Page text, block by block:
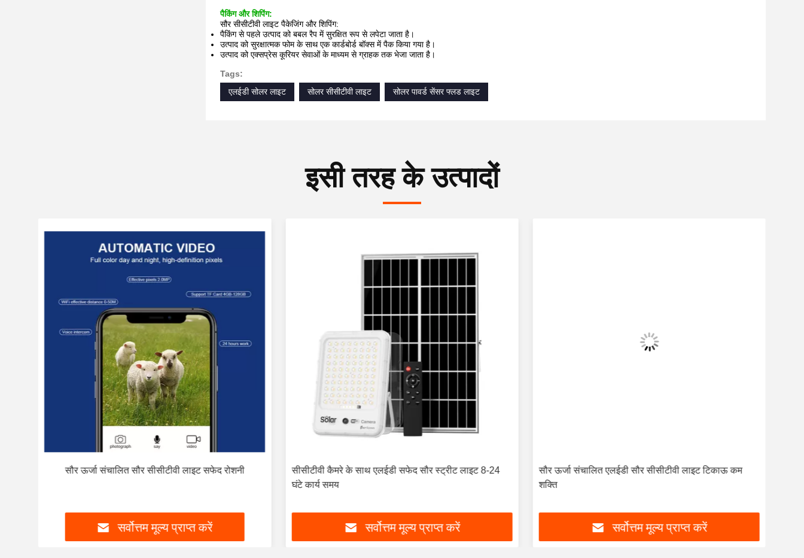
पैकिंग और शिपिंग:
सौर सीसीटीवी लाइट पैकेजिंग और शिपिंग:
पैकिंग से पहले उत्पाद को बबल रैप में सुरक्षित रूप से लपेटा जाता है।
उत्पाद को सुरक्षात्मक फोम के साथ एक कार्डबोर्ड बॉक्स में पैक किया गया है।
उत्पाद को एक्सप्रेस कूरियर सेवाओं के माध्यम से ग्राहक तक भेजा जाता है।
Tags:
एलईडी सोलर लाइट
सोलर सीसीटीवी लाइट सोलर पावर्ड सेंसर फ्लड लाइट
इसी तरह के उत्पादों
सौर ऊर्जा संचालित सौर सीसीटीवी लाइट सफेद रोशनी
सर्वोत्तम मूल्य प्राप्त करें
सीसीटीवी कैमरे के साथ एलईडी सफेद सौर स्ट्रीट लाइट 8-24
घंटे कार्य समय
सर्वोत्तम मूल्य प्राप्त करें
सौर ऊर्जा संचालित एलईडी सौर सीसीटीवी लाइट टिकाऊ कम
शक्ति
सर्वोत्तम मूल्य प्राप्त करें